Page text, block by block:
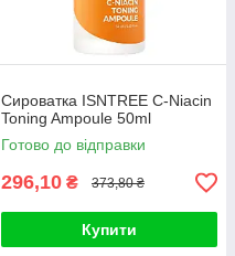
Сироватка ISNTREE C-Niacin
Toning Ampoule 50ml
Готово до відправки
296,10 ₴ 373,80 ₴
Купити